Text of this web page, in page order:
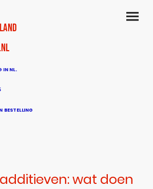
IN NL.
BESTELLING
wat doen